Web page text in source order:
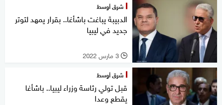
شرق أوسط
الدبيبة يباغت باشأغا.. بقرار يمهد لتوتر
جديد في ليبيا
l 3 مارس 2022
شرق أوسط
قبل تولي رئاسة وزراء ليبيا.. باشأغا
يقطع وعدا